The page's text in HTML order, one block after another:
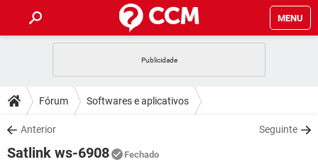
MENU
CELULAR FACEBOOK
OUTLOOK
INSTAGRAM
DICAS
JOGOS WHATSAPP
DOWNLOADS
JOGOS
Fórum Softwares e aplicativos
Anterior Seguinte
Satlink ws-6908 Fechado